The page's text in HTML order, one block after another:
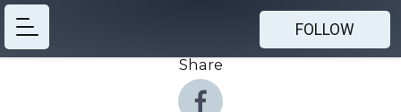
FOLLOW
Share